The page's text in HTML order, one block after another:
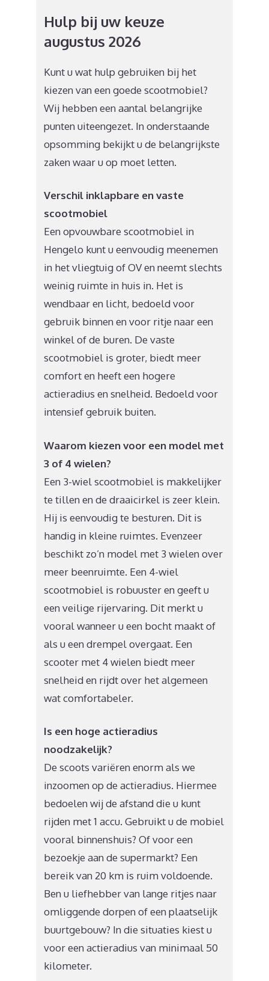
Hulp bij uw keuze
augustus 2026
Kunt u wat hulp gebruiken bij het
kiezen van een goede scootmobiel?
Wij hebben een aantal belangrijke
punten uiteengezet. In onderstaande
opsomming bekijkt u de belangrijkste
zaken waar u op moet letten.
Verschil inklapbare en vaste
scootmobiel
Een opvouwbare scootmobiel in
Hengelo kunt u eenvoudig meenemen
in het vliegtuig of OV en neemt slechts
weinig ruimte in huis in. Het is
wendbaar en licht, bedoeld voor
gebruik binnen en voor ritje naar een
winkel of de buren. De vaste
scootmobiel is groter, biedt meer
comfort en heeft een hogere
actieradius en snelheid. Bedoeld voor
intensief gebruik buiten.
Waarom kiezen voor een model met
3 of 4 wielen?
Een 3-wiel scootmobiel is makkelijker
te tillen en de draaicirkel is zeer klein.
Hij is eenvoudig te besturen. Dit is
handig in kleine ruimtes. Evenzeer
beschikt zo’n model met 3 wielen over
meer beenruimte. Een 4-wiel
scootmobiel is robuuster en geeft u
een veilige rijervaring. Dit merkt u
vooral wanneer u een bocht maakt of
als u een drempel overgaat. Een
scooter met 4 wielen biedt meer
snelheid en rijdt over het algemeen
wat comfortabeler.
Is een hoge actieradius
noodzakelijk?
De scoots variëren enorm als we
inzoomen op de actieradius. Hiermee
bedoelen wij de afstand die u kunt
rijden met 1 accu. Gebruikt u de mobiel
vooral binnenshuis? Of voor een
bezoekje aan de supermarkt? Een
bereik van 20 km is ruim voldoende.
Ben u liefhebber van lange ritjes naar
omliggende dorpen of een plaatselijk
buurtgebouw? In die situaties kiest u
voor een actieradius van minimaal 50
kilometer.